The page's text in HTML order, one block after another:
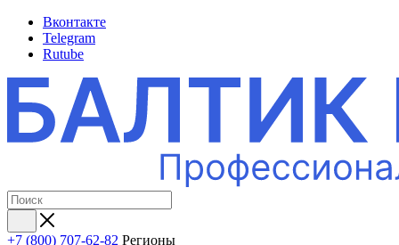
Вконтакте
Telegram
Rutube
+7 (800) 707-62-82 Регионы